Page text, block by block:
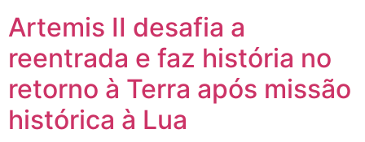
Artemis II desafia a
reentrada e faz história no
retorno à Terra após missão
histórica à Lua